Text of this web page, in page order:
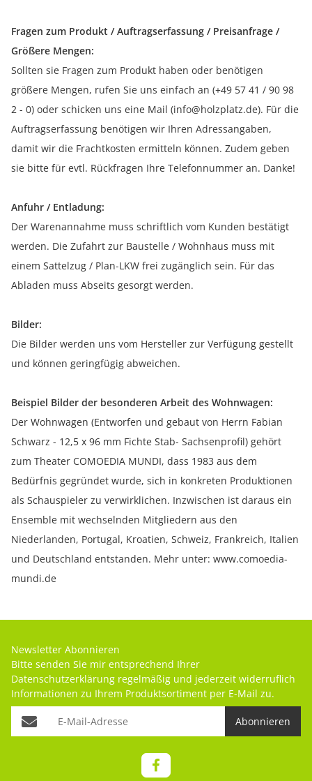
Fragen zum Produkt / Auftragserfassung / Preisanfrage /
Größere Mengen:
Sollten sie Fragen zum Produkt haben oder benötigen
größere Mengen, rufen Sie uns einfach an (+49 57 41 / 90 98
2 - 0) oder schicken uns eine Mail (info@holzplatz.de). Für die
Auftragserfassung benötigen wir Ihren Adressangaben,
damit wir die Frachtkosten ermitteln können. Zudem geben
sie bitte für evtl. Rückfragen Ihre Telefonnummer an. Danke!
Anfuhr / Entladung:
Der Warenannahme muss schriftlich vom Kunden bestätigt
werden. Die Zufahrt zur Baustelle / Wohnhaus muss mit
einem Sattelzug / Plan-LKW frei zugänglich sein. Für das
Abladen muss Abseits gesorgt werden.
Bilder:
Die Bilder werden uns vom Hersteller zur Verfügung gestellt
und können geringfügig abweichen.
Beispiel Bilder der besonderen Arbeit des Wohnwagen:
Der Wohnwagen (Entworfen und gebaut von Herrn Fabian
Schwarz - 12,5 x 96 mm Fichte Stab- Sachsenprofil) gehört
zum Theater COMOEDIA MUNDI, dass 1983 aus dem
Bedürfnis gegründet wurde, sich in konkreten Produktionen
als Schauspieler zu verwirklichen. Inzwischen ist daraus ein
Ensemble mit wechselnden Mitgliedern aus den
Niederlanden, Portugal, Kroatien, Schweiz, Frankreich, Italien
und Deutschland entstanden. Mehr unter: www.comoedia-
mundi.de
Newsletter Abonnieren
Bitte senden Sie mir entsprechend Ihrer
Datenschutzerklärung regelmäßig und jederzeit widerruflich
Informationen zu Ihrem Produktsortiment per E-Mail zu.
Abonnieren